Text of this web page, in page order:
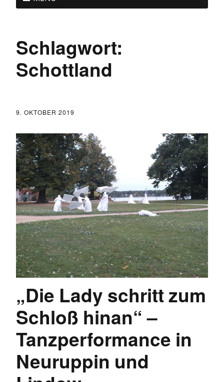
Schlagwort:
Schottland
9. OKTOBER 2019
„Die Lady schritt zum
Schloß hinan“ –
Tanzperformance in
Neuruppin und